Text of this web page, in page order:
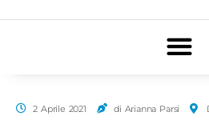
2 Aprile 2021 di Arianna Parsi